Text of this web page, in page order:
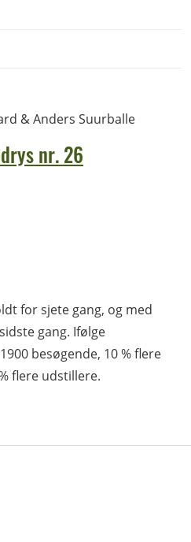
& Anders Suurballe
nr. 26
for sjete gang, og med
gang. Ifølge
besøgende, 10 % flere
flere udstillere.